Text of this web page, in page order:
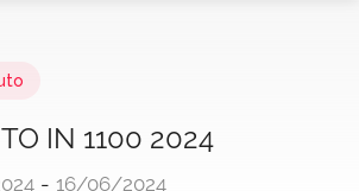
IN 1100 2024
- 16/06/2024